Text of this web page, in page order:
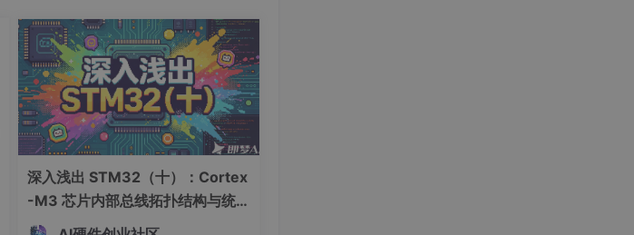
深入浅出 STM32（十）：Cortex
-M3 芯片内部总线拓扑结构与统一
编址机制解析